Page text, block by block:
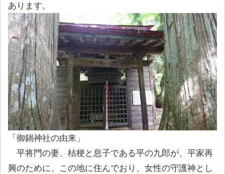
あります。
「御鍋神社の由来」
平将門の妻、桔梗と息子である平の九郎が、平家再
興のために、この地に住んでおり、女性の守護神とし